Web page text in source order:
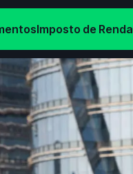
Imposto de Renda